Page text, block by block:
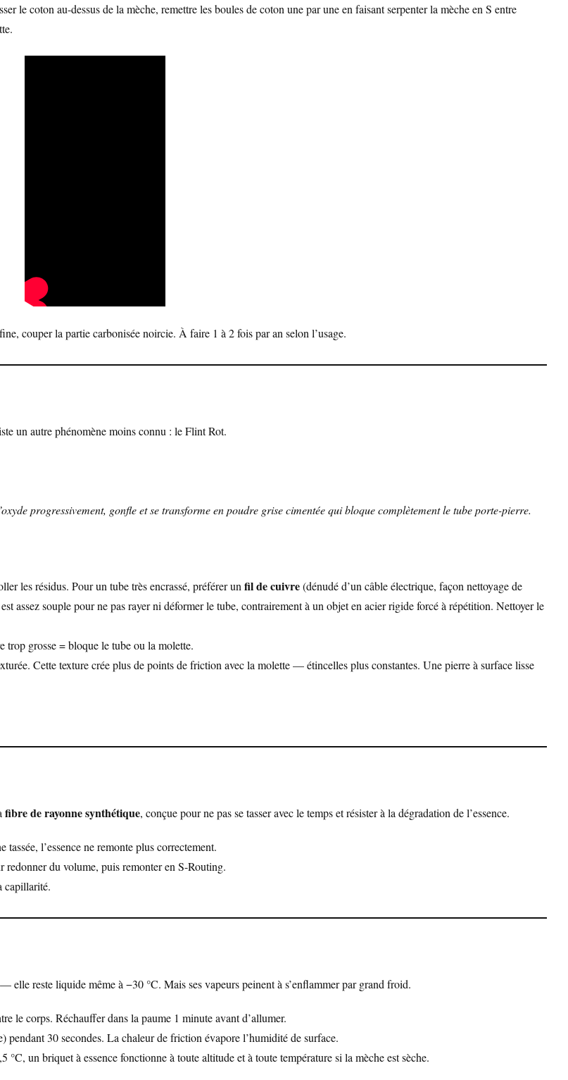
le coton au-dessus de la mèche, remettre les boules de coton une par une en faisant serpenter la mèche en S entre
couper la partie carbonisée noircie. À faire 1 à 2 fois par an selon l’usage.
un autre phénomène moins connu : le Flint Rot.
progressivement, gonfle et se transforme en poudre grise cimentée qui bloque complètement le tube porte-pierre.
les résidus. Pour un tube très encrassé, préférer un fil de cuivre(dénudé d’un câble électrique, façon nettoyage de
assez souple pour ne pas rayer ni déformer le tube, contrairement à un objet en acier rigide forcé à répétition. Nettoyer le
trop grosse = bloque le tube ou la molette.
Cette texture crée plus de points de friction avec la molette — étincelles plus constantes. Une pierre à surface lisse
fibre de rayonne synthétique, conçue pour ne pas se tasser avec le temps et résister à la dégradation de l’essence.
l’essence ne remonte plus correctement.
redonner du volume, puis remonter en S-Routing.
capillarité.
elle reste liquide même à −30 °C. Mais ses vapeurs peinent à s’enflammer par grand froid.
le corps. Réchauffer dans la paume 1 minute avant d’allumer.
pendant 30 secondes. La chaleur de friction évapore l’humidité de surface.
°C, un briquet à essence fonctionne à toute altitude et à toute température si la mèche est sèche.